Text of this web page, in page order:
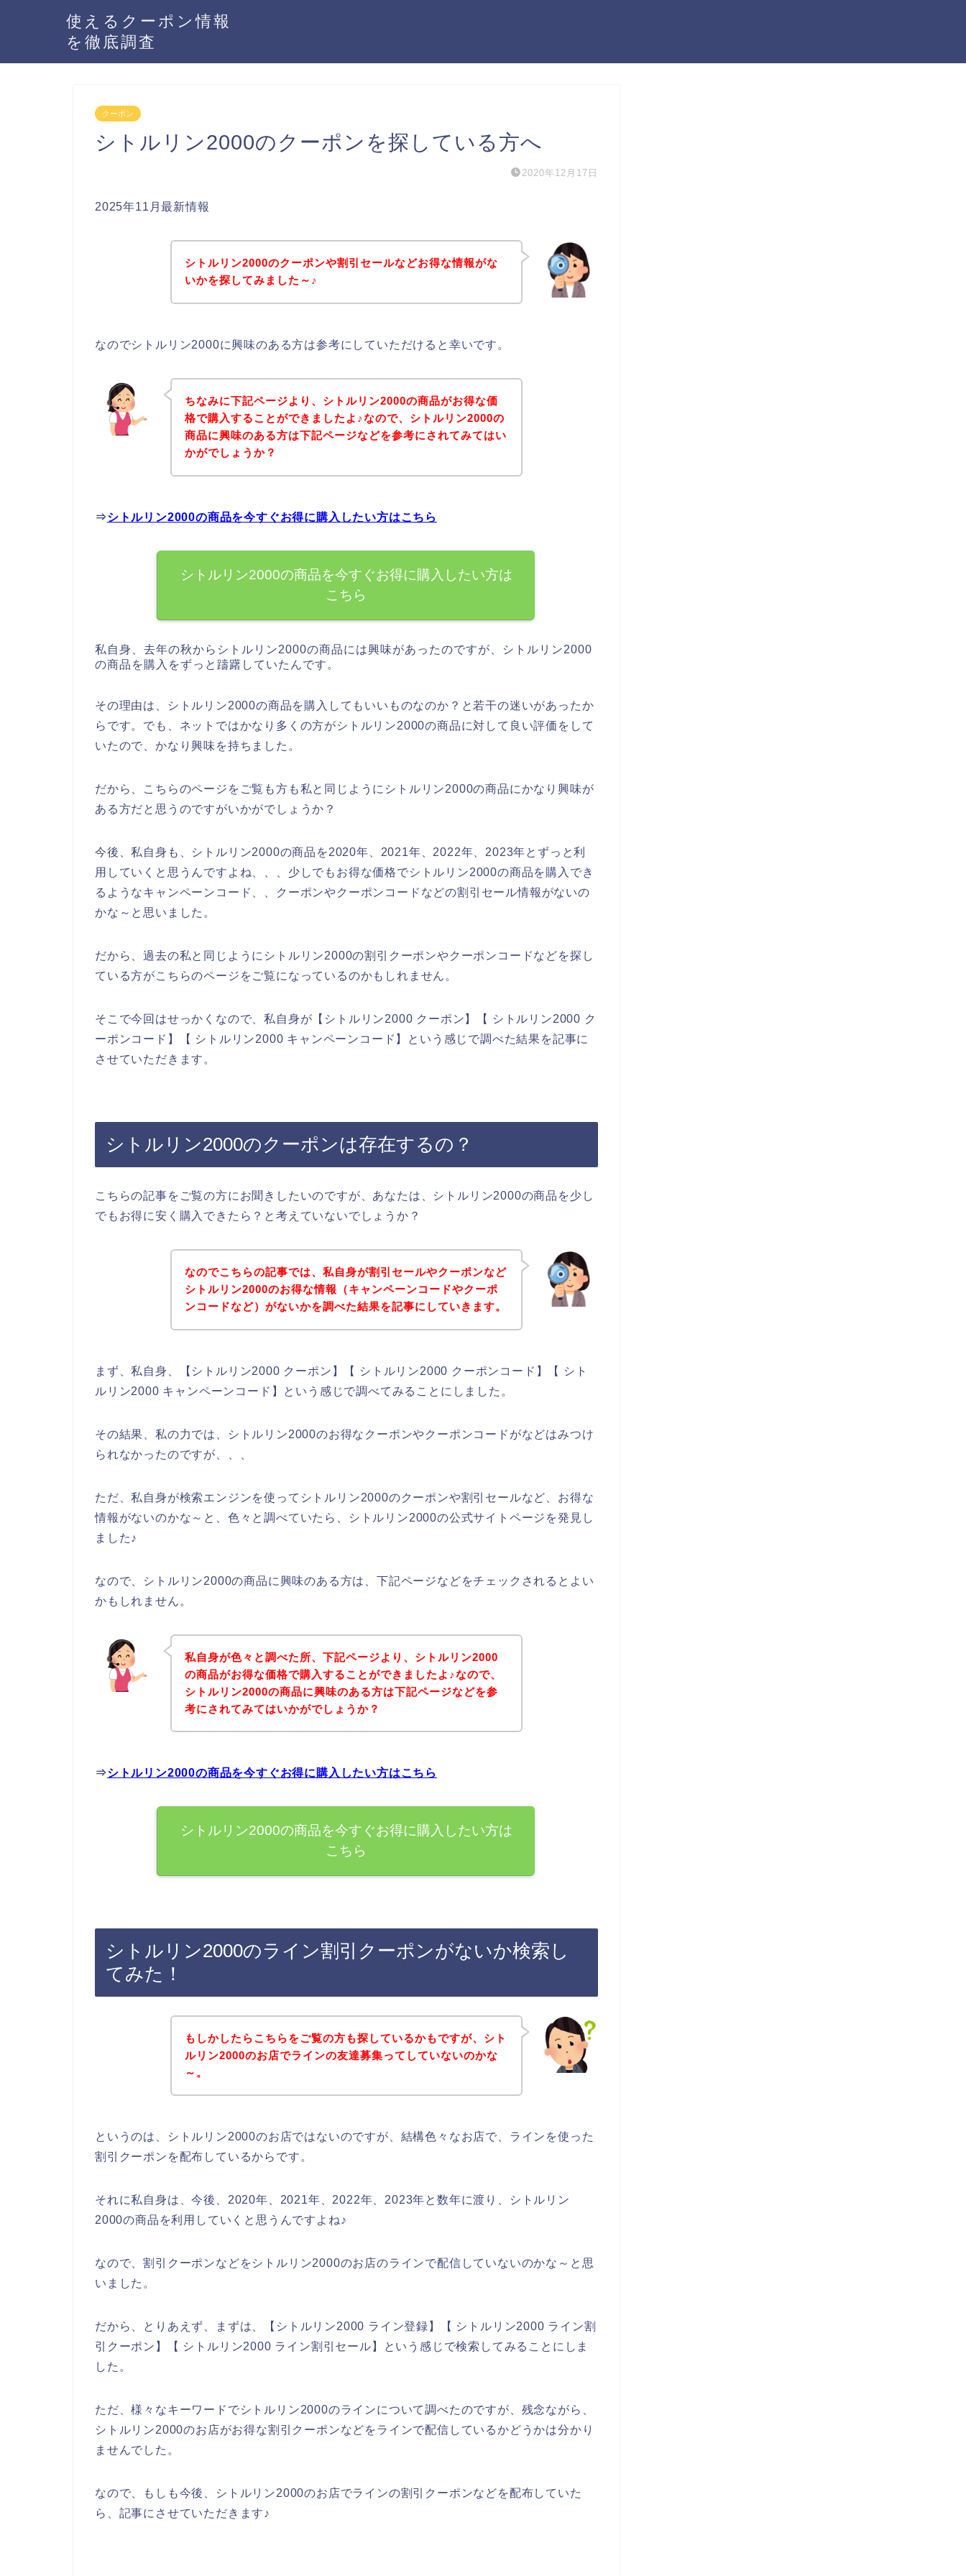
使えるクーポン情報
を徹底調査
クーポン
シトルリン2000のクーポンを探している方へ
2020年12月17日
2025年11月最新情報
シトルリン2000のクーポンや割引セールなどお得な情報がな
いかを探してみました～♪
なのでシトルリン2000に興味のある方は参考にしていただけると幸いです。
ちなみに下記ページより、シトルリン2000の商品がお得な価
格で購入することができましたよ♪なので、シトルリン2000の
商品に興味のある方は下記ページなどを参考にされてみてはい
かがでしょうか？
⇒シトルリン2000の商品を今すぐお得に購入したい方はこちら
シトルリン2000の商品を今すぐお得に購入したい方は
こちら
私自身、去年の秋からシトルリン2000の商品には興味があったのですが、シトルリン2000
の商品を購入をずっと躊躇していたんです。
その理由は、シトルリン2000の商品を購入してもいいものなのか？と若干の迷いがあったか
らです。でも、ネットではかなり多くの方がシトルリン2000の商品に対して良い評価をして
いたので、かなり興味を持ちました。
だから、こちらのページをご覧も方も私と同じようにシトルリン2000の商品にかなり興味が
ある方だと思うのですがいかがでしょうか？
今後、私自身も、シトルリン2000の商品を2020年、2021年、2022年、2023年とずっと利
用していくと思うんですよね、、、少しでもお得な価格でシトルリン2000の商品を購入でき
るようなキャンペーンコード、、クーポンやクーポンコードなどの割引セール情報がないの
かな～と思いました。
だから、過去の私と同じようにシトルリン2000の割引クーポンやクーポンコードなどを探し
ている方がこちらのページをご覧になっているのかもしれません。
そこで今回はせっかくなので、私自身が【シトルリン2000 クーポン】【 シトルリン2000 ク
ーポンコード】【 シトルリン2000 キャンペーンコード】という感じで調べた結果を記事に
させていただきます。
シトルリン2000のクーポンは存在するの？
こちらの記事をご覧の方にお聞きしたいのですが、あなたは、シトルリン2000の商品を少し
でもお得に安く購入できたら？と考えていないでしょうか？
なのでこちらの記事では、私自身が割引セールやクーポンなど
シトルリン2000のお得な情報（キャンペーンコードやクーポ
ンコードなど）がないかを調べた結果を記事にしていきます。
まず、私自身、【シトルリン2000 クーポン】【 シトルリン2000 クーポンコード】【 シト
ルリン2000 キャンペーンコード】という感じで調べてみることにしました。
その結果、私の力では、シトルリン2000のお得なクーポンやクーポンコードがなどはみつけ
られなかったのですが、、、
ただ、私自身が検索エンジンを使ってシトルリン2000のクーポンや割引セールなど、お得な
情報がないのかな～と、色々と調べていたら、シトルリン2000の公式サイトページを発見し
ました♪
なので、シトルリン2000の商品に興味のある方は、下記ページなどをチェックされるとよい
かもしれません。
私自身が色々と調べた所、下記ページより、シトルリン2000
の商品がお得な価格で購入することができましたよ♪なので、
シトルリン2000の商品に興味のある方は下記ページなどを参
考にされてみてはいかがでしょうか？
⇒シトルリン2000の商品を今すぐお得に購入したい方はこちら
シトルリン2000の商品を今すぐお得に購入したい方は
こちら
シトルリン2000のライン割引クーポンがないか検索し
てみた！
もしかしたらこちらをご覧の方も探しているかもですが、シト
ルリン2000のお店でラインの友達募集ってしていないのかな
～。
というのは、シトルリン2000のお店ではないのですが、結構色々なお店で、ラインを使った
割引クーポンを配布しているからです。
それに私自身は、今後、2020年、2021年、2022年、2023年と数年に渡り、シトルリン
2000の商品を利用していくと思うんですよね♪
なので、割引クーポンなどをシトルリン2000のお店のラインで配信していないのかな～と思
いました。
だから、とりあえず、まずは、【シトルリン2000 ライン登録】【 シトルリン2000 ライン割
引クーポン】【 シトルリン2000 ライン割引セール】という感じで検索してみることにしま
した。
ただ、様々なキーワードでシトルリン2000のラインについて調べたのですが、残念ながら、
シトルリン2000のお店がお得な割引クーポンなどをラインで配信しているかどうかは分かり
ませんでした。
なので、もしも今後、シトルリン2000のお店でラインの割引クーポンなどを配布していた
ら、記事にさせていただきます♪